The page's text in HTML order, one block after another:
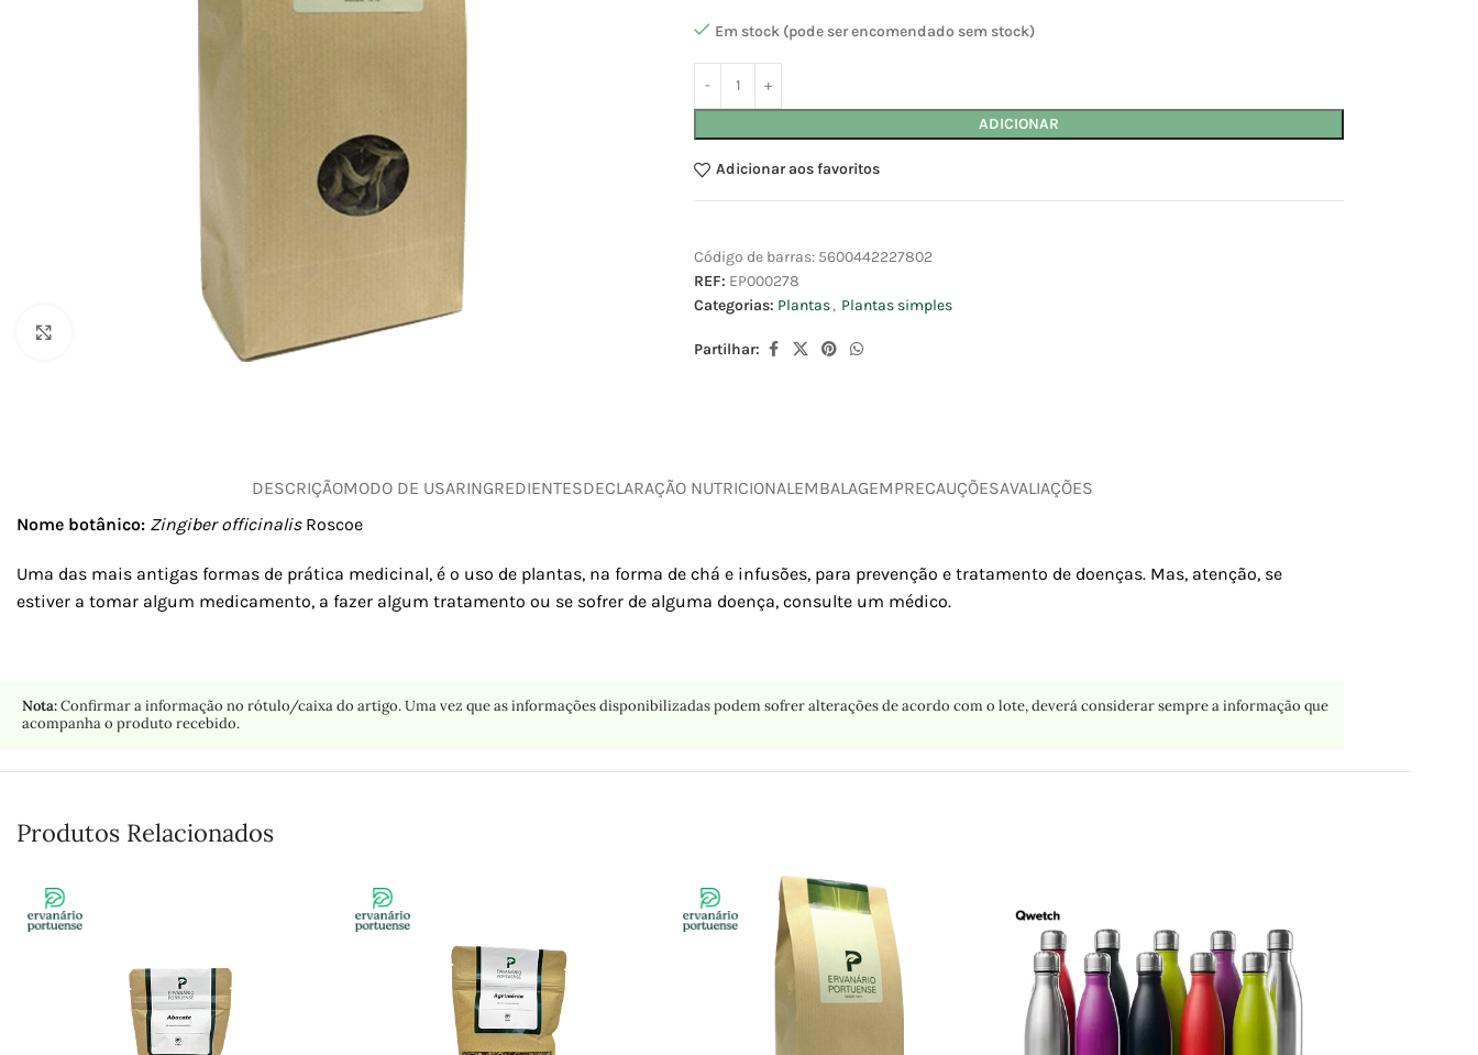
Em stock (pode ser encomendado sem stock)
ADICIONAR
Adicionar aos favoritos
Código de barras: 5600442227802
REF: EP000278
Categorias: Plantas, Plantas simples
Partilhar:
DESCRIÇÃOMODO DE USARINGREDIENTESDECLARAÇÃO NUTRICIONAL EMBALAGEMPRECAUÇÕESAVALIAÇÕES
Nome botânico: Zingiber officinalis Roscoe
Uma das mais antigas formas de prática medicinal, é o uso de plantas, na forma de chá e infusões, para prevenção e tratamento de doenças. Mas, atenção, se
estiver a tomar algum medicamento, a fazer algum tratamento ou se sofrer de alguma doença, consulte um médico.
Nota:Confirmar a informação no rótulo/caixa do artigo. Uma vez que as informações disponibilizadas podem sofrer alterações de acordo com o lote, deverá considerar sempre a informação que
acompanha o produto recebido.
Produtos Relacionados